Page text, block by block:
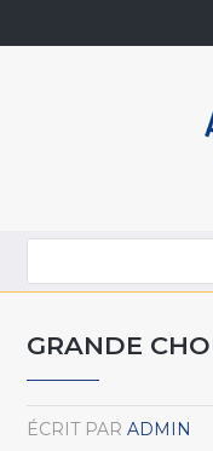
GRANDE
ÉCRIT PAR ADMIN